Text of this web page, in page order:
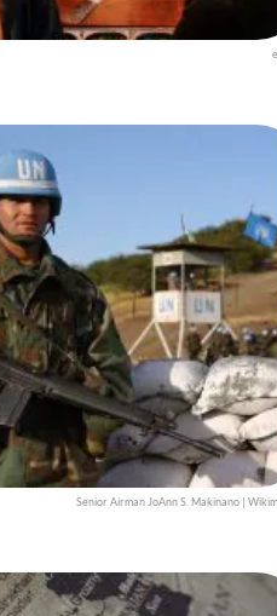
Senior Airman JoAnn S. Makinano |